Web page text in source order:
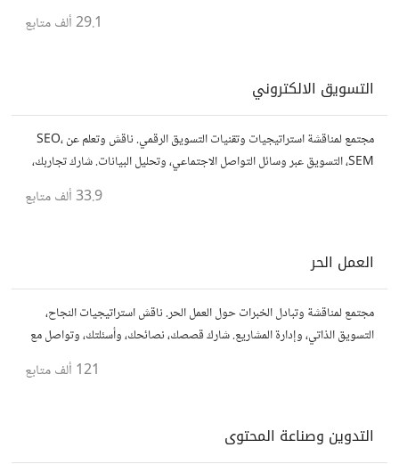
29.1 ألف متابع
التسويق الالكتروني
مجتمع لمناقشة استراتيجيات وتقنيات التسويق الرقمي. ناقش وتعلم عن SEO،
SEM، التسويق عبر وسائل التواصل الاجتماعي، وتحليل البيانات. شارك تجاربك،
33.9 ألف متابع
العمل الحر
مجتمع لمناقشة وتبادل الخبرات حول العمل الحر. ناقش استراتيجيات النجاح،
التسويق الذاتي، وإدارة المشاريع. شارك قصصك، نصائحك، وأسئلتك، وتواصل مع
121 ألف متابع
التدوين وصناعة المحتوى